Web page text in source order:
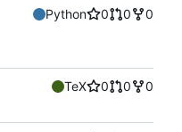
Python 0 0
0
TeX 0 0
0